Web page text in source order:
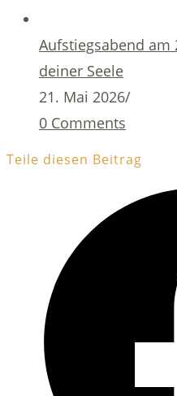
Aufstiegsabend am
deiner Seele
21. Mai 2026/
0 Comments
Teile diesen Beitrag